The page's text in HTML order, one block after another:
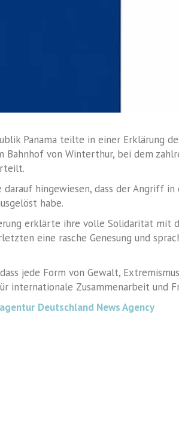
Panama teilte in einer Erklärung
Bahnhof von Winterthur, bei dem
darauf hingewiesen, dass der Angriff
habe.
erklärte ihre volle Solidarität mit
eine rasche Genesung und
jede Form von Gewalt,
internationale Zusammenarbeit und
Deutschland News Agency